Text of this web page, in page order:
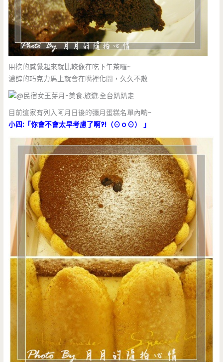
用挖的感覺起來就比較像在吃下午茶囉~
濃醇的巧克力馬上就會在嘴裡化開，久久不散
目前這家有列入阿月日後的彌月蛋糕名單內喲~
小四:「你會不會太早考慮了啊?!（⊙ｏ⊙） 」